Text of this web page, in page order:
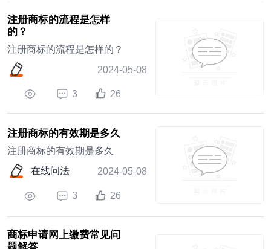
注册商标的流程是怎样
的？
注册商标的流程是怎样的？
2024-05-08
3 26
注册商标的有效期是多久
注册商标的有效期是多久
在线问法
2024-05-08
3 26
商标申请网上缴费常见问